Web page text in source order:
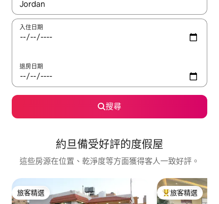
如有搜尋結果，瀏覽內容時請使用上下箭頭，或輕點、滑動裝置。
入住日期
退房日期
搜尋
約旦備受好評的度假屋
這些房源在位置、乾淨度等方面獲得客人一致好評。
旅客精選
旅客精選 旅客精選榜首
旅客精選